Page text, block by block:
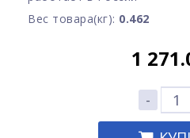
Вес товара(кг): 0.462
1
-